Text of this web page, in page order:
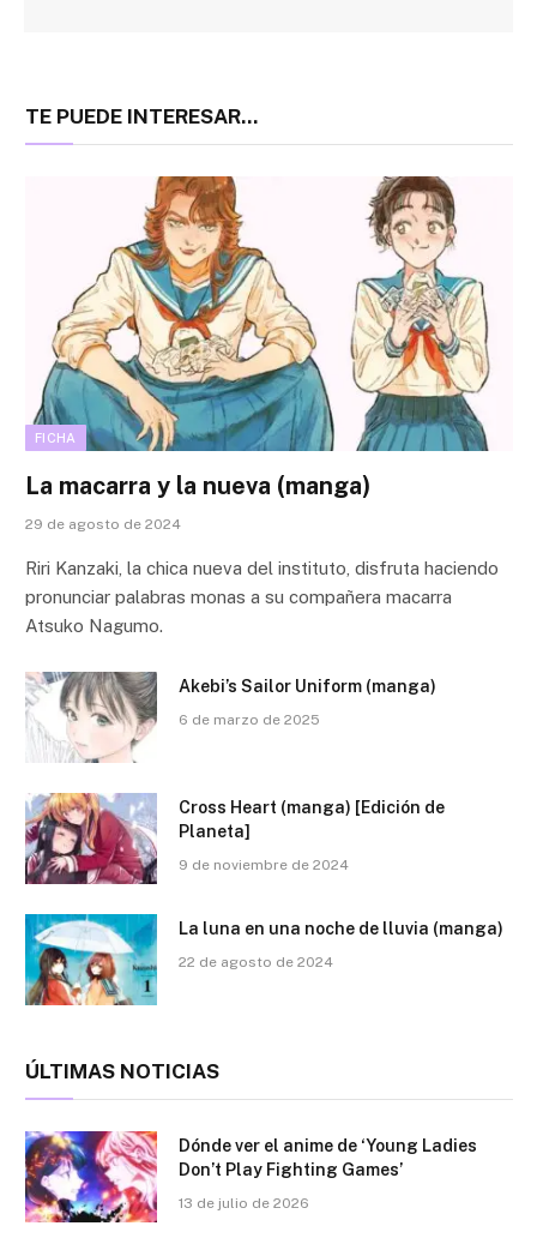
TE PUEDE INTERESAR...
FICHA
La macarra y la nueva (manga)
29 de agosto de 2024
Riri Kanzaki, la chica nueva del instituto, disfruta haciendo
pronunciar palabras monas a su compañera macarra
Atsuko Nagumo.
Akebi’s Sailor Uniform (manga)
6 de marzo de 2025
Cross Heart (manga) [Edición de
Planeta]
9 de noviembre de 2024
La luna en una noche de lluvia (manga)
22 de agosto de 2024
ÚLTIMAS NOTICIAS
Dónde ver el anime de ‘Young Ladies
Don’t Play Fighting Games’
13 de julio de 2026